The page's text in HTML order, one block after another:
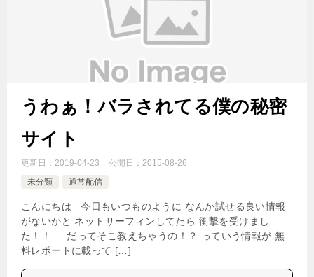
うわぁ！バラされてる僕の秘密
サイト
更新日： 2019-04-23 公開日： 2015-08-26
未分類
通常配信
こんにちは 今日もいつものように なんか試せる良い情報
がないかと ネットサーフィンしてたら 衝撃を受けまし
た！！ だってそこ教えちゃうの！？ っていう情報が 無
料レポートに載って […]